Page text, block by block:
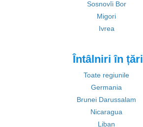
Sosnovîi Bor
Migori
Ivrea
Întâlniri în țări
Toate regiunile
Germania
Brunei Darussalam
Nicaragua
Liban